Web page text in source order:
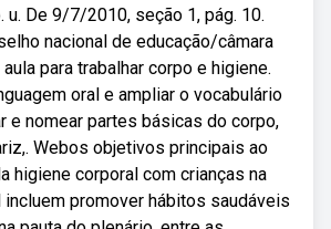
u. De 9/7/2010, seção 1, pág. 10.
nacional de educação/câmara
para trabalhar corpo e higiene.
oral e ampliar o vocabulário
e nomear partes básicas do corpo,
Webos objetivos principais ao
higiene corporal com crianças na
promover hábitos saudáveis